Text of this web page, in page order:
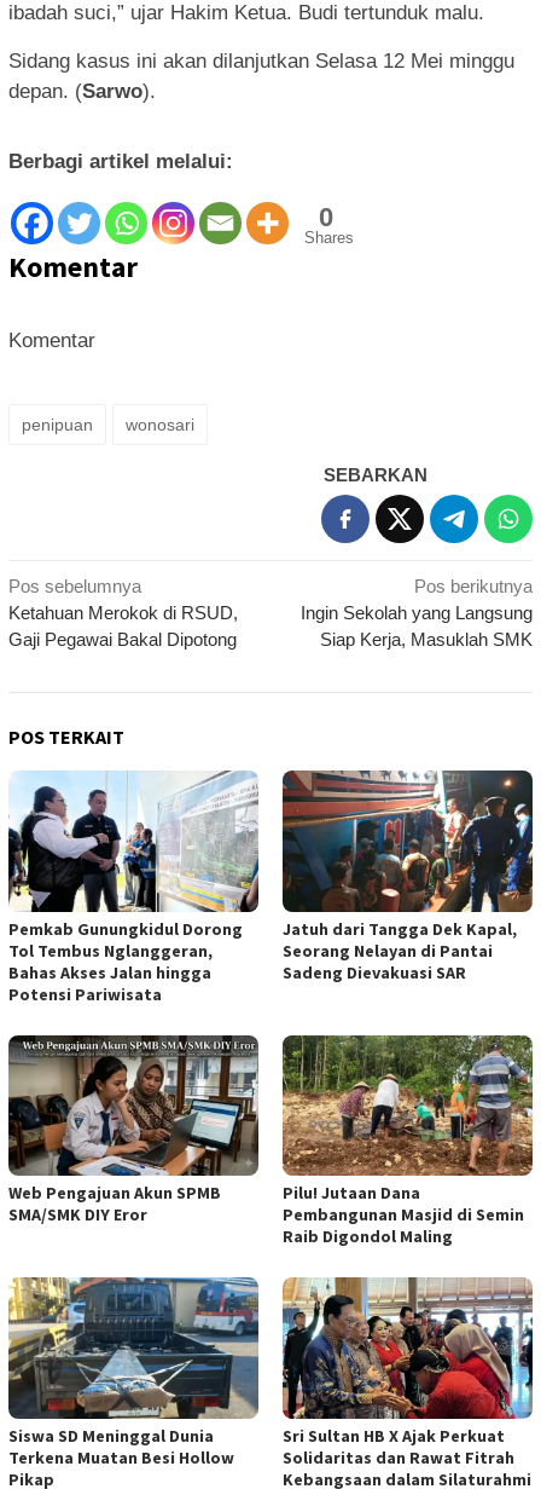
ibadah suci,” ujar Hakim Ketua. Budi tertunduk malu.
Sidang kasus ini akan dilanjutkan Selasa 12 Mei minggu
depan. (Sarwo).
Berbagi artikel melalui:
0
Shares
Komentar
Komentar
penipuan wonosari
SEBARKAN
Navigasi
pos
Pos sebelumnya
Ketahuan Merokok di RSUD,
Gaji Pegawai Bakal Dipotong
Pos berikutnya
Ingin Sekolah yang Langsung
Siap Kerja, Masuklah SMK
POS TERKAIT
Pemkab Gunungkidul Dorong
Tol Tembus Nglanggeran,
Bahas Akses Jalan hingga
Potensi Pariwisata
Jatuh dari Tangga Dek Kapal,
Seorang Nelayan di Pantai
Sadeng Dievakuasi SAR
Web Pengajuan Akun SPMB
SMA/SMK DIY Eror
Pilu! Jutaan Dana
Pembangunan Masjid di Semin
Raib Digondol Maling
Siswa SD Meninggal Dunia
Terkena Muatan Besi Hollow
Pikap
Sri Sultan HB X Ajak Perkuat
Solidaritas dan Rawat Fitrah
Kebangsaan dalam Silaturahmi